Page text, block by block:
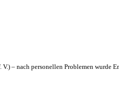
– nach personellen Problemen